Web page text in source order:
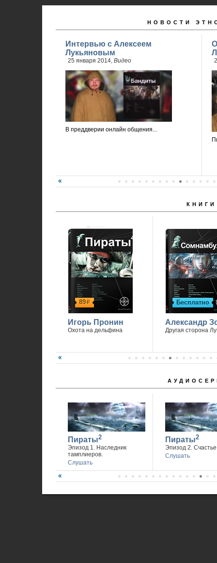
НОВОСТИ
Интервью с Алексеем
Лукьяновым
25 января 2014, Видео
В преддверии онлайн общения...
КНИГИ
89р
Игорь Пронин
Охота на дельфина
Бесплатно
Александр
Другая сторона
Пираты2
Эпизод 1. Наследник
тамплиеров.
Слушать
Пираты2
Эпизод 2. Счастье
Слушать